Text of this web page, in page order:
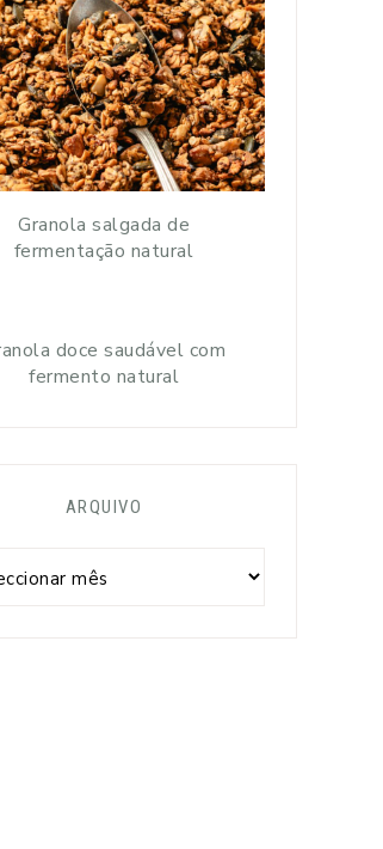
Granola salgada de
fermentação natural
doce saudável com
fermento natural
ARQUIVO